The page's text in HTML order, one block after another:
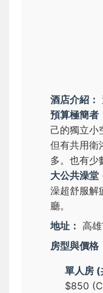
酒店介紹：
預算極簡者
己的獨立小
但有共用衛
多。也有少
大公共澡堂
澡超舒服解
廳。
地址： 高
房型與價格
單人房 (
$850